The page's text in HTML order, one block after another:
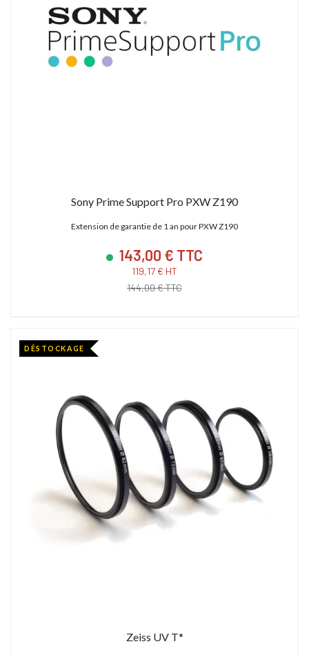
Sony Prime Support Pro PXW Z190
Extension de garantie de 1 an pour PXW Z190
143,00 € TTC
119,17 € HT
144,00 € TTC
DÉSTOCKAGE
Zeiss UV T*